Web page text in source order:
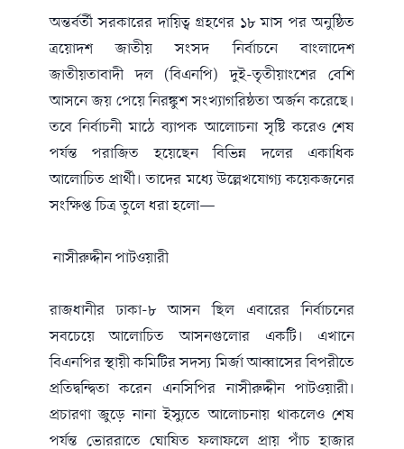
অন্তর্বর্তী সরকারের দায়িত্ব গ্রহণের ১৮ মাস পর অনুষ্ঠিত
ত্রয়োদশ জাতীয় সংসদ নির্বাচনে বাংলাদেশ
জাতীয়তাবাদী দল (বিএনপি) দুই-তৃতীয়াংশের বেশি
আসনে জয় পেয়ে নিরঙ্কুশ সংখ্যাগরিষ্ঠতা অর্জন করেছে।
তবে নির্বাচনী মাঠে ব্যাপক আলোচনা সৃষ্টি করেও শেষ
পর্যন্ত পরাজিত হয়েছেন বিভিন্ন দলের একাধিক
আলোচিত প্রার্থী। তাদের মধ্যে উল্লেখযোগ্য কয়েকজনের
সংক্ষিপ্ত চিত্র তুলে ধরা হলো—
নাসীরুদ্দীন পাটওয়ারী
রাজধানীর ঢাকা-৮ আসন ছিল এবারের নির্বাচনের
সবচেয়ে আলোচিত আসনগুলোর একটি। এখানে
বিএনপির স্থায়ী কমিটির সদস্য মির্জা আব্বাসের বিপরীতে
প্রতিদ্বন্দ্বিতা করেন এনসিপির নাসীরুদ্দীন পাটওয়ারী।
প্রচারণা জুড়ে নানা ইস্যুতে আলোচনায় থাকলেও শেষ
পর্যন্ত ভোররাতে ঘোষিত ফলাফলে প্রায় পাঁচ হাজার